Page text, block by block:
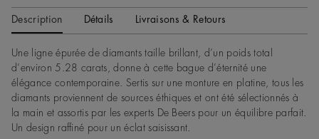
Description Détails Livraisons & Retours
Une ligne épurée de diamants taille brillant, d’un poids total
d’environ 5.28 carats, donne à cette bague d’éternité une
élégance contemporaine. Sertis sur une monture en platine, tous les
diamants proviennent de sources éthiques et ont été sélectionnés à
la main et assortis par les experts De Beers pour un équilibre parfait.
Un design raffiné pour un éclat saisissant.